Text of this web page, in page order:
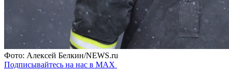
Фото: Алексей Белкин/NEWS.ru
Подписывайтесь на нас в MAX